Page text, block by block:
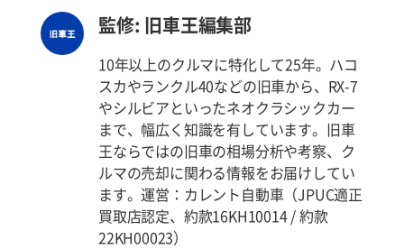
監修: 旧車王編集部
10年以上のクルマに特化して25年。ハコ
スカやランクル40などの旧車から、RX-7
やシルビアといったネオクラシックカー
まで、幅広く知識を有しています。旧車
王ならではの旧車の相場分析や考察、ク
ルマの売却に関わる情報をお届けしてい
ます。運営：カレント自動車（JPUC適正
買取店認定、約款16KH10014 / 約款
22KH00023）